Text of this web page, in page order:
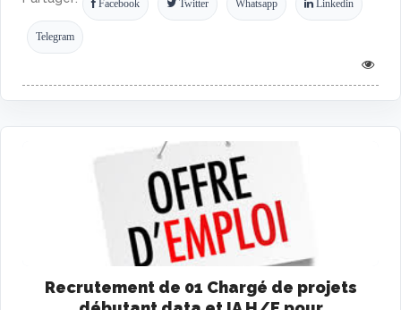
Facebook Twitter Whatsapp Linkedin
Telegram
Recrutement de 01 Chargé de projets